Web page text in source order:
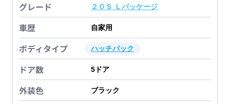
グレード ２０Ｓ Ｌパッケージ
車歴 自家用
ボディタイプ ハッチバック
ドア数 5 ドア
外装色 ブラック